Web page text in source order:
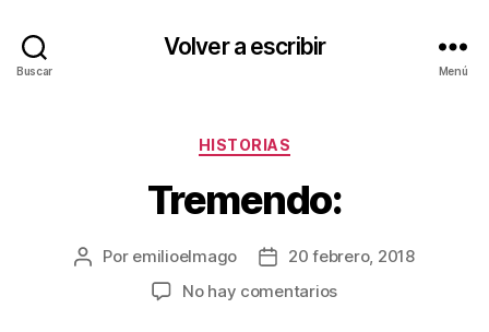
Buscar
Volver a escribir
Menú
Categorías
HISTORIAS
Tremendo:
Autor
Por emilioelmago
Fecha20 febrero, 2018
No hay comentariosen